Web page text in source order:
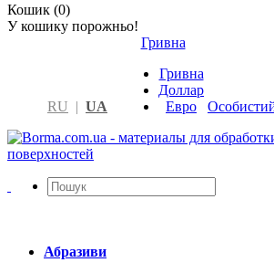
Кошик (0)
У кошику порожньо!
RU | UA
Гривна
Гривна
Доллар
Евро
Абразиви